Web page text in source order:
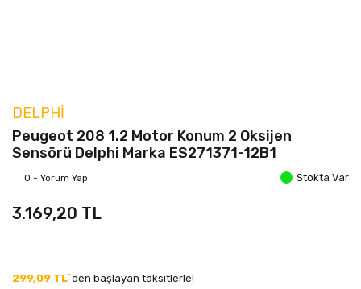
DELPHI
Peugeot 208 1.2 Motor Konum 2 Oksijen
Sensörü Delphi Marka ES271371-12B1
0 - Yorum Yap Stokta Var
3.169,20 TL
299,09 TL`den başlayan taksitlerle!